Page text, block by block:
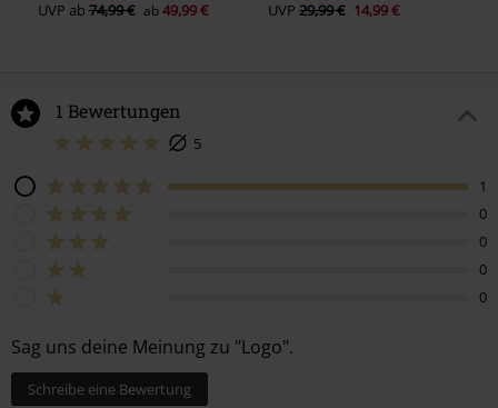
UVP ab74,99 € ab49,99 € UVP 29,99 € 14,99 €
1 Bewertungen
5
1
0
0
0
0
Sag uns deine Meinung zu "Logo".
Schreibe eine Bewertung